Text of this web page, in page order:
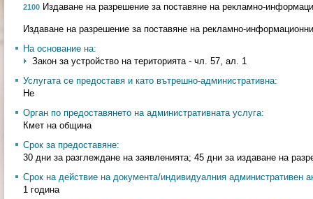
2100 Издаване на разрешение за поставяне на рекламно-
Издаване на разрешение за поставяне на рекламно-
На основание на:
Закон за устройство на територията - чл. 57, ал. 1
Услугата се предоставя и като вътрешно-административна:
Не
Орган по предоставянето на административната услуга:
Кмет на община
Срок за предоставяне:
30 дни за разглеждане на заявленията; 45 дни за издаване на
Срок на действие на документа/индивидуалния административен
1 година